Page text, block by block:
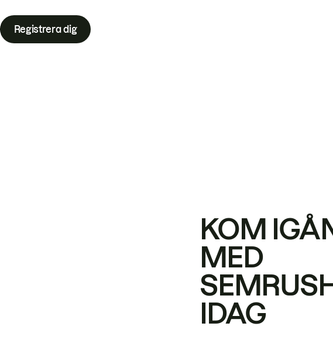
Registrera dig
KOM
MED
IDAG